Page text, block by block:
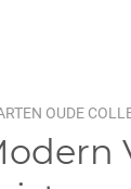
OUDE